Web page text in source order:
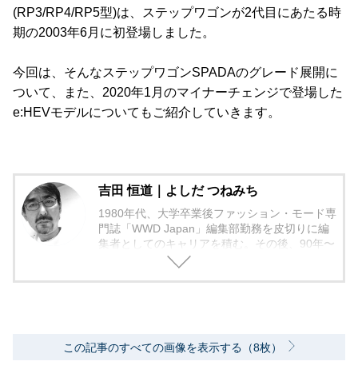
(RP3/RP4/RP5型)は、ステップワゴンが2代目にあたる時
期の2003年6月に初登場しました。
今回は、そんなステップワゴンSPADAのグレード展開に
ついて、また、2020年1月のマイナーチェンジで登場した
e:HEVモデルについてもご紹介していきます。
吉田 恒道｜よしだ つねみち
1980年代、大学卒業後ファッション・モード専
門誌「WWD Japan」編集部勤務を皮切りに編
集者としてのキャリアを積む。その後、90年〜
2000年代、中堅出版社ダイヤモンド社の自動車
この記事のすべての画像を表示する（8枚）